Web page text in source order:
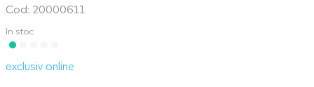
Cod: 20000611
în stoc
exclusiv online